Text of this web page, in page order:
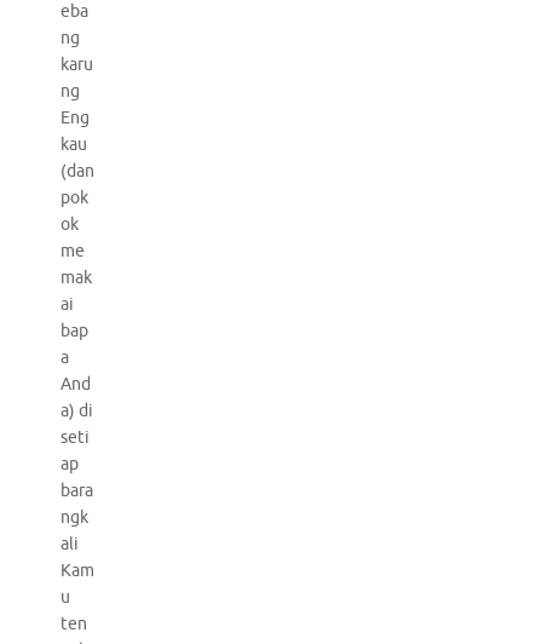
eba
ng
karu
ng
Eng
kau
(dan
pok
ok
me
mak
ai
bap
a
And
a) di
seti
ap
bara
ngk
ali
Kam
u
ten